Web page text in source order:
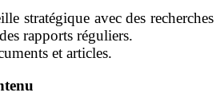
stratégique avec des recherches
rapports réguliers.
et articles.